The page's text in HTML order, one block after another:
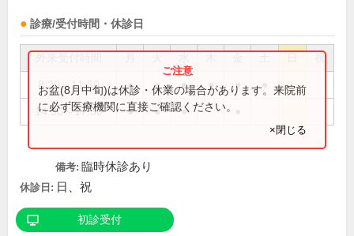
診療/受付時間・休診日
祝
8:30～11:30 ● ● ● ● ●
14:30～17:30 ● ● ●
お盆(8月中旬)は休診・休業の場合があります。来院前
に必ず医療機関に直接ご確認ください。
×閉じる
備考: 臨時休診あり
休診日: 日、祝
初診受付